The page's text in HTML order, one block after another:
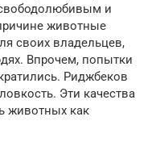
и
животные
своих владельцев,
Впрочем, попытки
Риджбеков
Эти качества
животных как